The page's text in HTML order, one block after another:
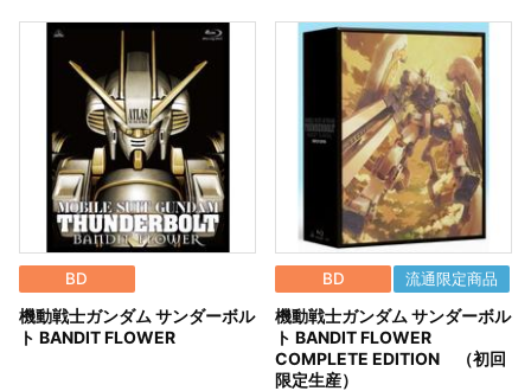
BD
機動戦士ガンダム サンダーボル
ト BANDIT FLOWER
BD 流通限定商品
機動戦士ガンダム サンダーボル
ト BANDIT FLOWER
COMPLETE EDITION （初回
限定生産）